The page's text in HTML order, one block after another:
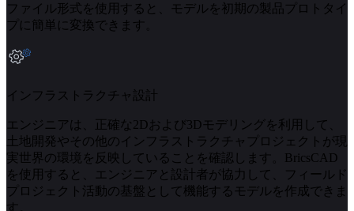
ファイル形式を使用すると、モデルを初期の製品プロトタイ
プに簡単に変換できます。
インフラストラクチャ設計
エンジニアは、正確な2Dおよび3Dモデリングを利用して、
土地開発やその他のインフラストラクチャプロジェクトが現
実世界の環境を反映していることを確認します。BricsCAD
を使用すると、エンジニアと設計者が協力して、フィールド
プロジェクト活動の基盤として機能するモデルを作成できま
す。